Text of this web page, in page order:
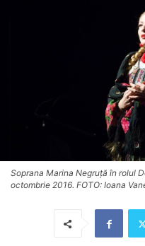
Soprana Marina Negruță în rolul
octombrie 2016. FOTO: Ioana